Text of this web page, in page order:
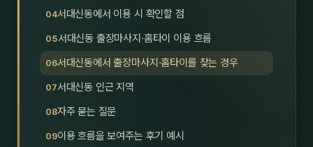
서대신동에서 이용 시 확인할 점
서대신동 출장마사지·홈타이 이용 흐름
서대신동에서 출장마사지·홈타이를 찾는 경우
서대신동 인근 지역
자주 묻는 질문
이용 흐름을 보여주는 후기 예시